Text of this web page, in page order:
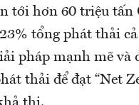
tới hơn 60 triệu tấn
tổng phát thải
pháp mạnh mẽ và
thải để đạt “Net